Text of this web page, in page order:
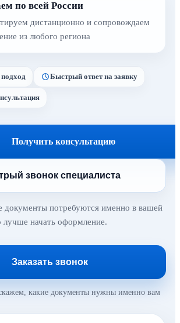
по всей России
дистанционно и сопровождаем
из любого региона
Быстрый ответ на заявку
Получить консультацию
звонок специалиста
документы потребуются именно в вашей
лучше начать оформление.
Заказать звонок
какие документы нужны именно вам